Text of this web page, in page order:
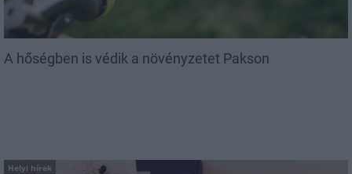
A hőségben is védik a növényzetet Pakson
Helyi hírek